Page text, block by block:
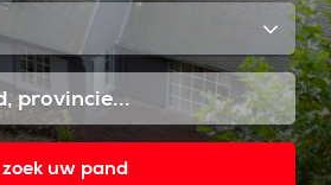
zoek uw pand